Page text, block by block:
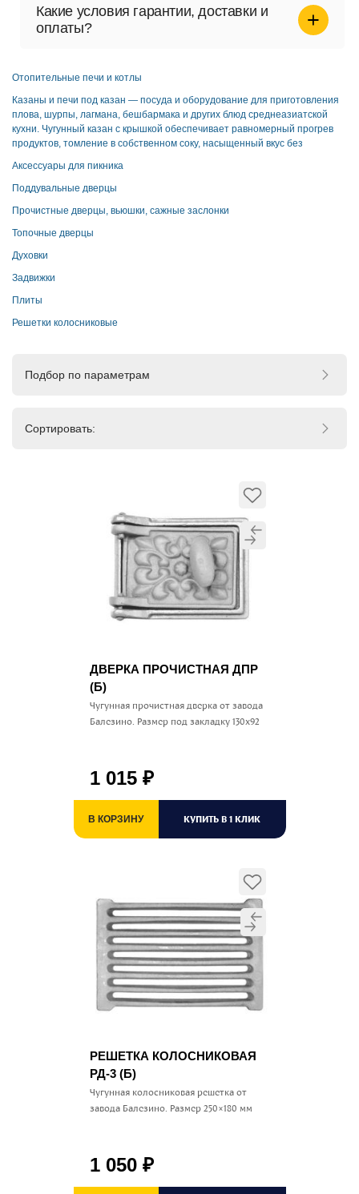
Какие условия гарантии, доставки и
оплаты?
наличные, банковские карты и безналичный расчёт.
Возможен самовывоз, курьерская доставка и отправка
транспортными компаниями.
Отопительные печи и котлы
Казаны и печи под казан — посуда и оборудование для приготовления
плова, шурпы, лагмана, бешбармака и других блюд среднеазиатской
кухни. Чугунный казан с крышкой обеспечивает равномерный прогрев
продуктов, томление в собственном соку, насыщенный вкус без
Аксессуары для пикника
Поддувальные дверцы
Прочистные дверцы, вьюшки, сажные заслонки
Топочные дверцы
Духовки
Задвижки
Плиты
Решетки колосниковые
Подбор по параметрам
Сортировать:
ДВЕРКА ПРОЧИСТНАЯ ДПР
(Б)
Чугунная прочистная дверка от завода
Балезино. Размер под закладку 130х92
1 015 ₽
В КОРЗИНУ КУПИТЬ В 1 КЛИК
РЕШЕТКА КОЛОСНИКОВАЯ
РД-3 (Б)
Чугунная колосниковая решетка от
завода Балезино. Размер 250×180 мм
1 050 ₽